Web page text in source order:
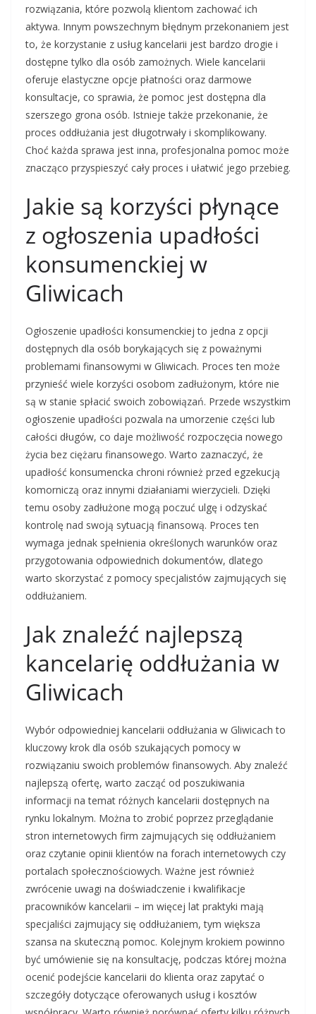
rozwiązania, które pozwolą klientom zachować ich
aktywa. Innym powszechnym błędnym przekonaniem jest
to, że korzystanie z usług kancelarii jest bardzo drogie i
dostępne tylko dla osób zamożnych. Wiele kancelarii
oferuje elastyczne opcje płatności oraz darmowe
konsultacje, co sprawia, że pomoc jest dostępna dla
szerszego grona osób. Istnieje także przekonanie, że
proces oddłużania jest długotrwały i skomplikowany.
Choć każda sprawa jest inna, profesjonalna pomoc może
znacząco przyspieszyć cały proces i ułatwić jego przebieg.
Jakie są korzyści płynące
z ogłoszenia upadłości
konsumenckiej w
Gliwicach
Ogłoszenie upadłości konsumenckiej to jedna z opcji
dostępnych dla osób borykających się z poważnymi
problemami finansowymi w Gliwicach. Proces ten może
przynieść wiele korzyści osobom zadłużonym, które nie
są w stanie spłacić swoich zobowiązań. Przede wszystkim
ogłoszenie upadłości pozwala na umorzenie części lub
całości długów, co daje możliwość rozpoczęcia nowego
życia bez ciężaru finansowego. Warto zaznaczyć, że
upadłość konsumencka chroni również przed egzekucją
komorniczą oraz innymi działaniami wierzycieli. Dzięki
temu osoby zadłużone mogą poczuć ulgę i odzyskać
kontrolę nad swoją sytuacją finansową. Proces ten
wymaga jednak spełnienia określonych warunków oraz
przygotowania odpowiednich dokumentów, dlatego
warto skorzystać z pomocy specjalistów zajmujących się
oddłużaniem.
Jak znaleźć najlepszą
kancelarię oddłużania w
Gliwicach
Wybór odpowiedniej kancelarii oddłużania w Gliwicach to
kluczowy krok dla osób szukających pomocy w
rozwiązaniu swoich problemów finansowych. Aby znaleźć
najlepszą ofertę, warto zacząć od poszukiwania
informacji na temat różnych kancelarii dostępnych na
rynku lokalnym. Można to zrobić poprzez przeglądanie
stron internetowych firm zajmujących się oddłużaniem
oraz czytanie opinii klientów na forach internetowych czy
portalach społecznościowych. Ważne jest również
zwrócenie uwagi na doświadczenie i kwalifikacje
pracowników kancelarii – im więcej lat praktyki mają
specjaliści zajmujący się oddłużaniem, tym większa
szansa na skuteczną pomoc. Kolejnym krokiem powinno
być umówienie się na konsultację, podczas której można
ocenić podejście kancelarii do klienta oraz zapytać o
szczegóły dotyczące oferowanych usług i kosztów